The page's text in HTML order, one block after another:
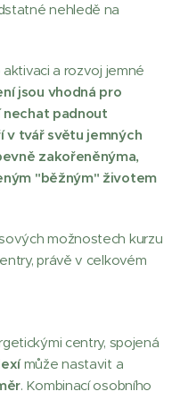
nehledě na
a rozvoj jemné
jsou vhodná pro
nechat padnout
v tvář světu jemných
zakořeněnýma,
"běžným" životem
možnostech kurzu
právě v celkovém
centry, spojená
může nastavit a
. Kombinací osobního